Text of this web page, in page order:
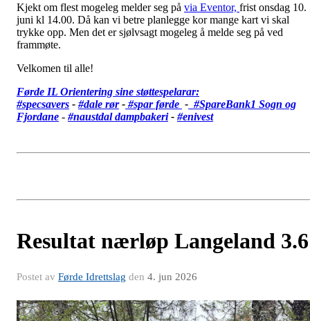
Kjekt om flest mogeleg melder seg på via Eventor, frist onsdag 10.
juni kl 14.00. Då kan vi betre planlegge kor mange kart vi skal
trykke opp. Men det er sjølvsagt mogeleg å melde seg på ved
frammøte.
Velkomen til alle!
Førde IL Orientering sine støttespelarar:
#specsavers - #dale rør- #spar førde - #SpareBank1 Sogn og
Fjordane - #naustdal dampbakeri - #enivest
Resultat nærløp Langeland 3.6
Postet av Førde Idrettslag den 4. jun 2026